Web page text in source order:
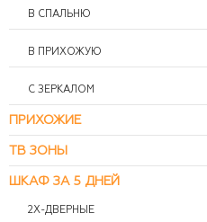
В СПАЛЬНЮ
В ПРИХОЖУЮ
С ЗЕРКАЛОМ
ПРИХОЖИЕ
ТВ ЗОНЫ
ШКАФ ЗА 5 ДНЕЙ
2Х-ДВЕРНЫЕ